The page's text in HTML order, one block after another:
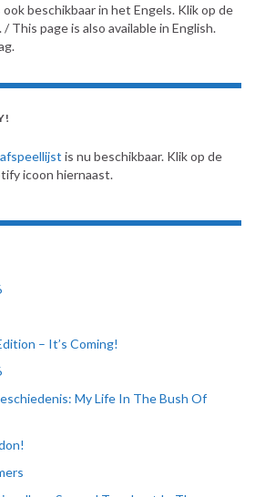
ook beschikbaar in het Engels. Klik op de
This page is also available in English.
is nu beschikbaar. Klik op de
icoon hiernaast.
– It’s Coming!
My Life In The Bush Of